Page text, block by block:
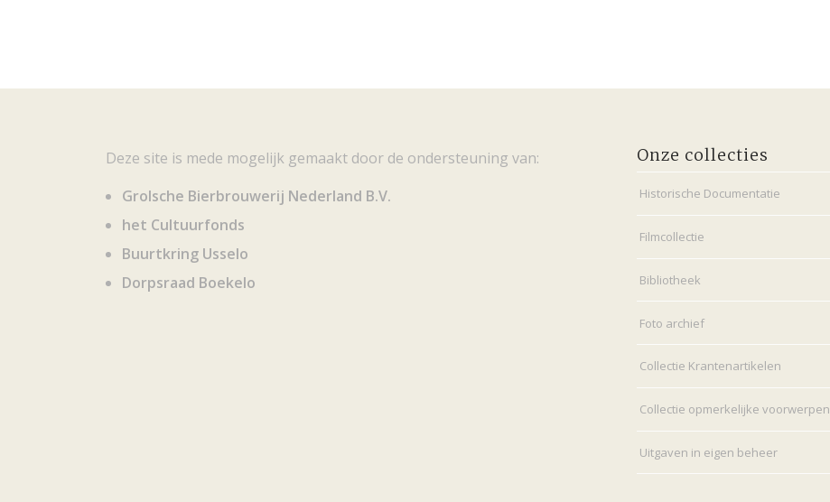
Deze site is mede mogelijk gemaakt door de ondersteuning van:
Grolsche Bierbrouwerij Nederland B.V.
het Cultuurfonds
Buurtkring Usselo
Dorpsraad Boekelo
Onze collecties
Historische Documentatie
Filmcollectie
Bibliotheek
Foto archief
Collectie Krantenartikelen
Collectie opmerkelijke voorwerpen
Uitgaven in eigen beheer